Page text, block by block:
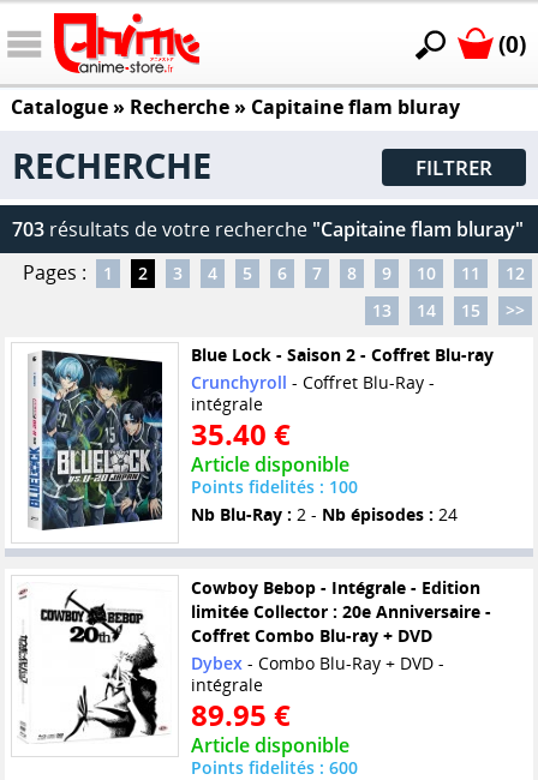
(0)
Catalogue» Recherche » Capitaine flam bluray
RECHERCHE FILTRER
703 résultats de votre recherche "Capitaine flam bluray"
Pages :
1 2 3 4 5 6 7 8 9 10 11
12
13
14 15
>>
Blue Lock - Saison 2 - Coffret Blu-ray
Crunchyroll - Coffret Blu-Ray -
intégrale
35.40 €
Article disponible
Points fidelités : 100
Nb Blu-Ray : 2 - Nb épisodes : 24
Cowboy Bebop - Intégrale - Edition
limitée Collector : 20e Anniversaire -
Coffret Combo Blu-ray + DVD
Dybex - Combo Blu-Ray + DVD -
intégrale
89.95 €
Article disponible
Points fidelités : 600